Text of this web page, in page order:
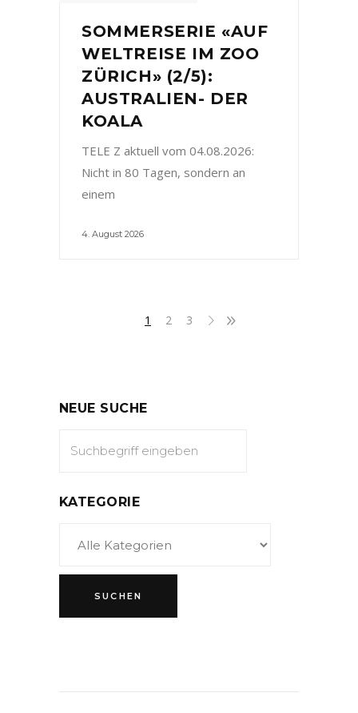
SOMMERSERIE «AUF
WELTREISE IM ZOO
ZÜRICH» (2/5):
AUSTRALIEN- DER
KOALA
TELE Z aktuell vom 04.08.2026:
Nicht in 80 Tagen, sondern an
einem
4. August 2026
1 2 3
NEUE SUCHE
KATEGORIE